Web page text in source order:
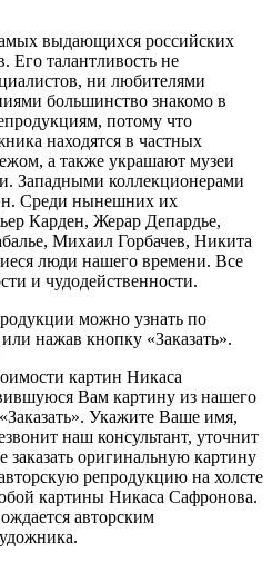
выдающихся российских
Его талантливость не
ни любителями
большинство знакомо в
потому что
находятся в частных
а также украшают музеи
Западными коллекционерами
Среди нынешних их
Карден, Жерар Депардье,
Михаил Горбачев, Никита
люди нашего времени. Все
и чудодейственности.
можно узнать по
или нажав кнопку «Заказать».
картин Никаса
Вам картину из нашего
Укажите Ваше имя,
наш консультант, уточнит
оригинальную картину
репродукцию на холсте
картины Никаса Сафронова.
авторским